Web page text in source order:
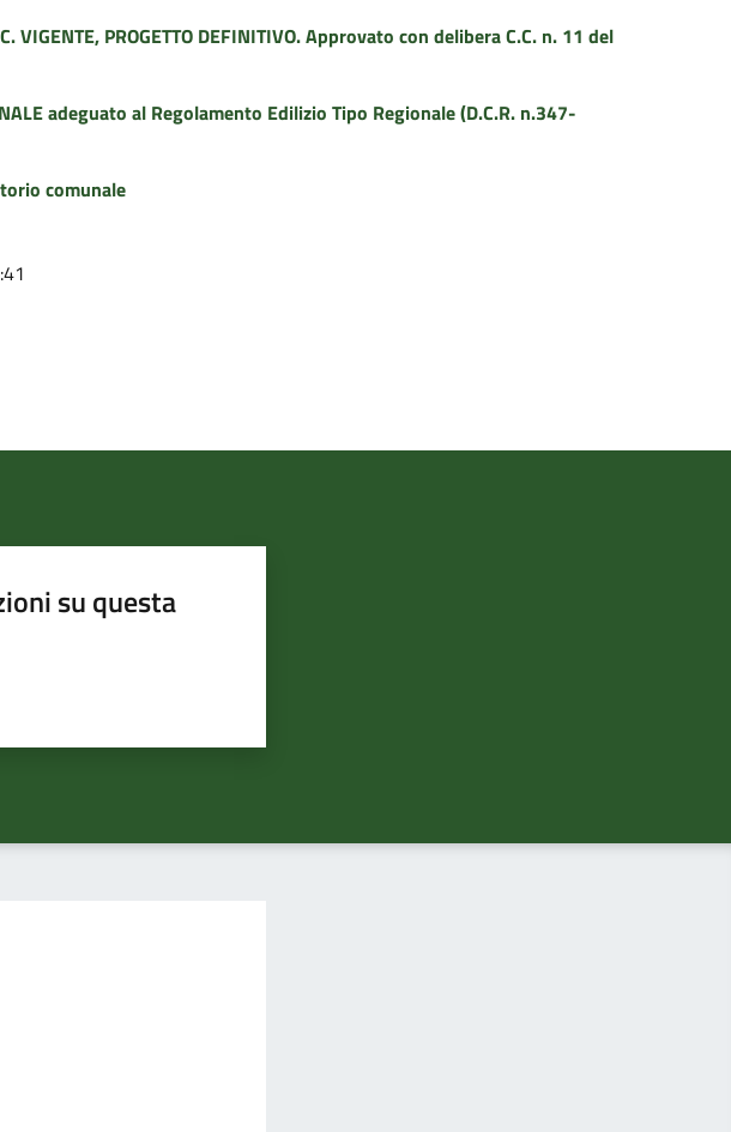
VIGENTE, PROGETTO DEFINITIVO. Approvato con delibera C.C. n. 11 del
adeguato al Regolamento Edilizio Tipo Regionale (D.C.R. n.347-
comunale
su questa